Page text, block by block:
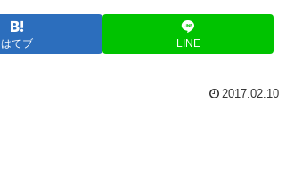
はてブ LINE
2017.02.10